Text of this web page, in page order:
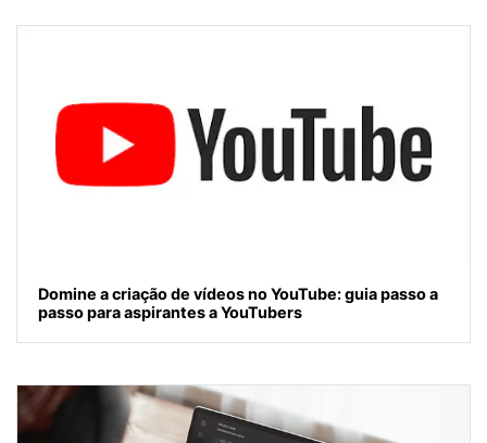
Domine a criação de vídeos no YouTube: guia passo a
passo para aspirantes a YouTubers